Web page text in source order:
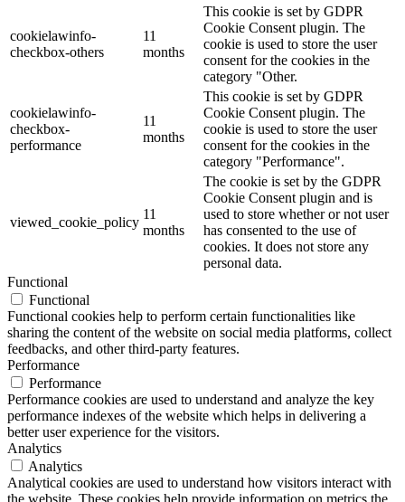
cookielawinfo-
checkbox-others
11
months
This cookie is set by GDPR
Cookie Consent plugin. The
cookie is used to store the user
consent for the cookies in the
category "Other.
cookielawinfo-
checkbox-
performance
11
months
This cookie is set by GDPR
Cookie Consent plugin. The
cookie is used to store the user
consent for the cookies in the
category "Performance".
viewed_cookie_policy
11
months
The cookie is set by the GDPR
Cookie Consent plugin and is
used to store whether or not user
has consented to the use of
cookies. It does not store any
personal data.
Functional
Functional
Functional cookies help to perform certain functionalities like
sharing the content of the website on social media platforms, collect
feedbacks, and other third-party features.
Performance
Performance
Performance cookies are used to understand and analyze the key
performance indexes of the website which helps in delivering a
better user experience for the visitors.
Analytics
Analytics
Analytical cookies are used to understand how visitors interact with
the website. These cookies help provide information on metrics the